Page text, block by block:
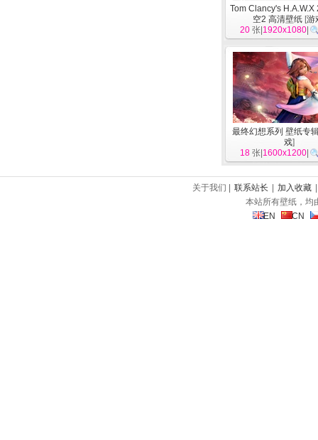
Tom Clancy's H.A.W.X
空2 高清壁纸 [游
20 张| 1920x1080
最终幻想系列 壁纸专
戏]
18 张| 1600x1200
关于我们 | 联系站长 加入收藏
本站所有壁纸，均
EN
CN